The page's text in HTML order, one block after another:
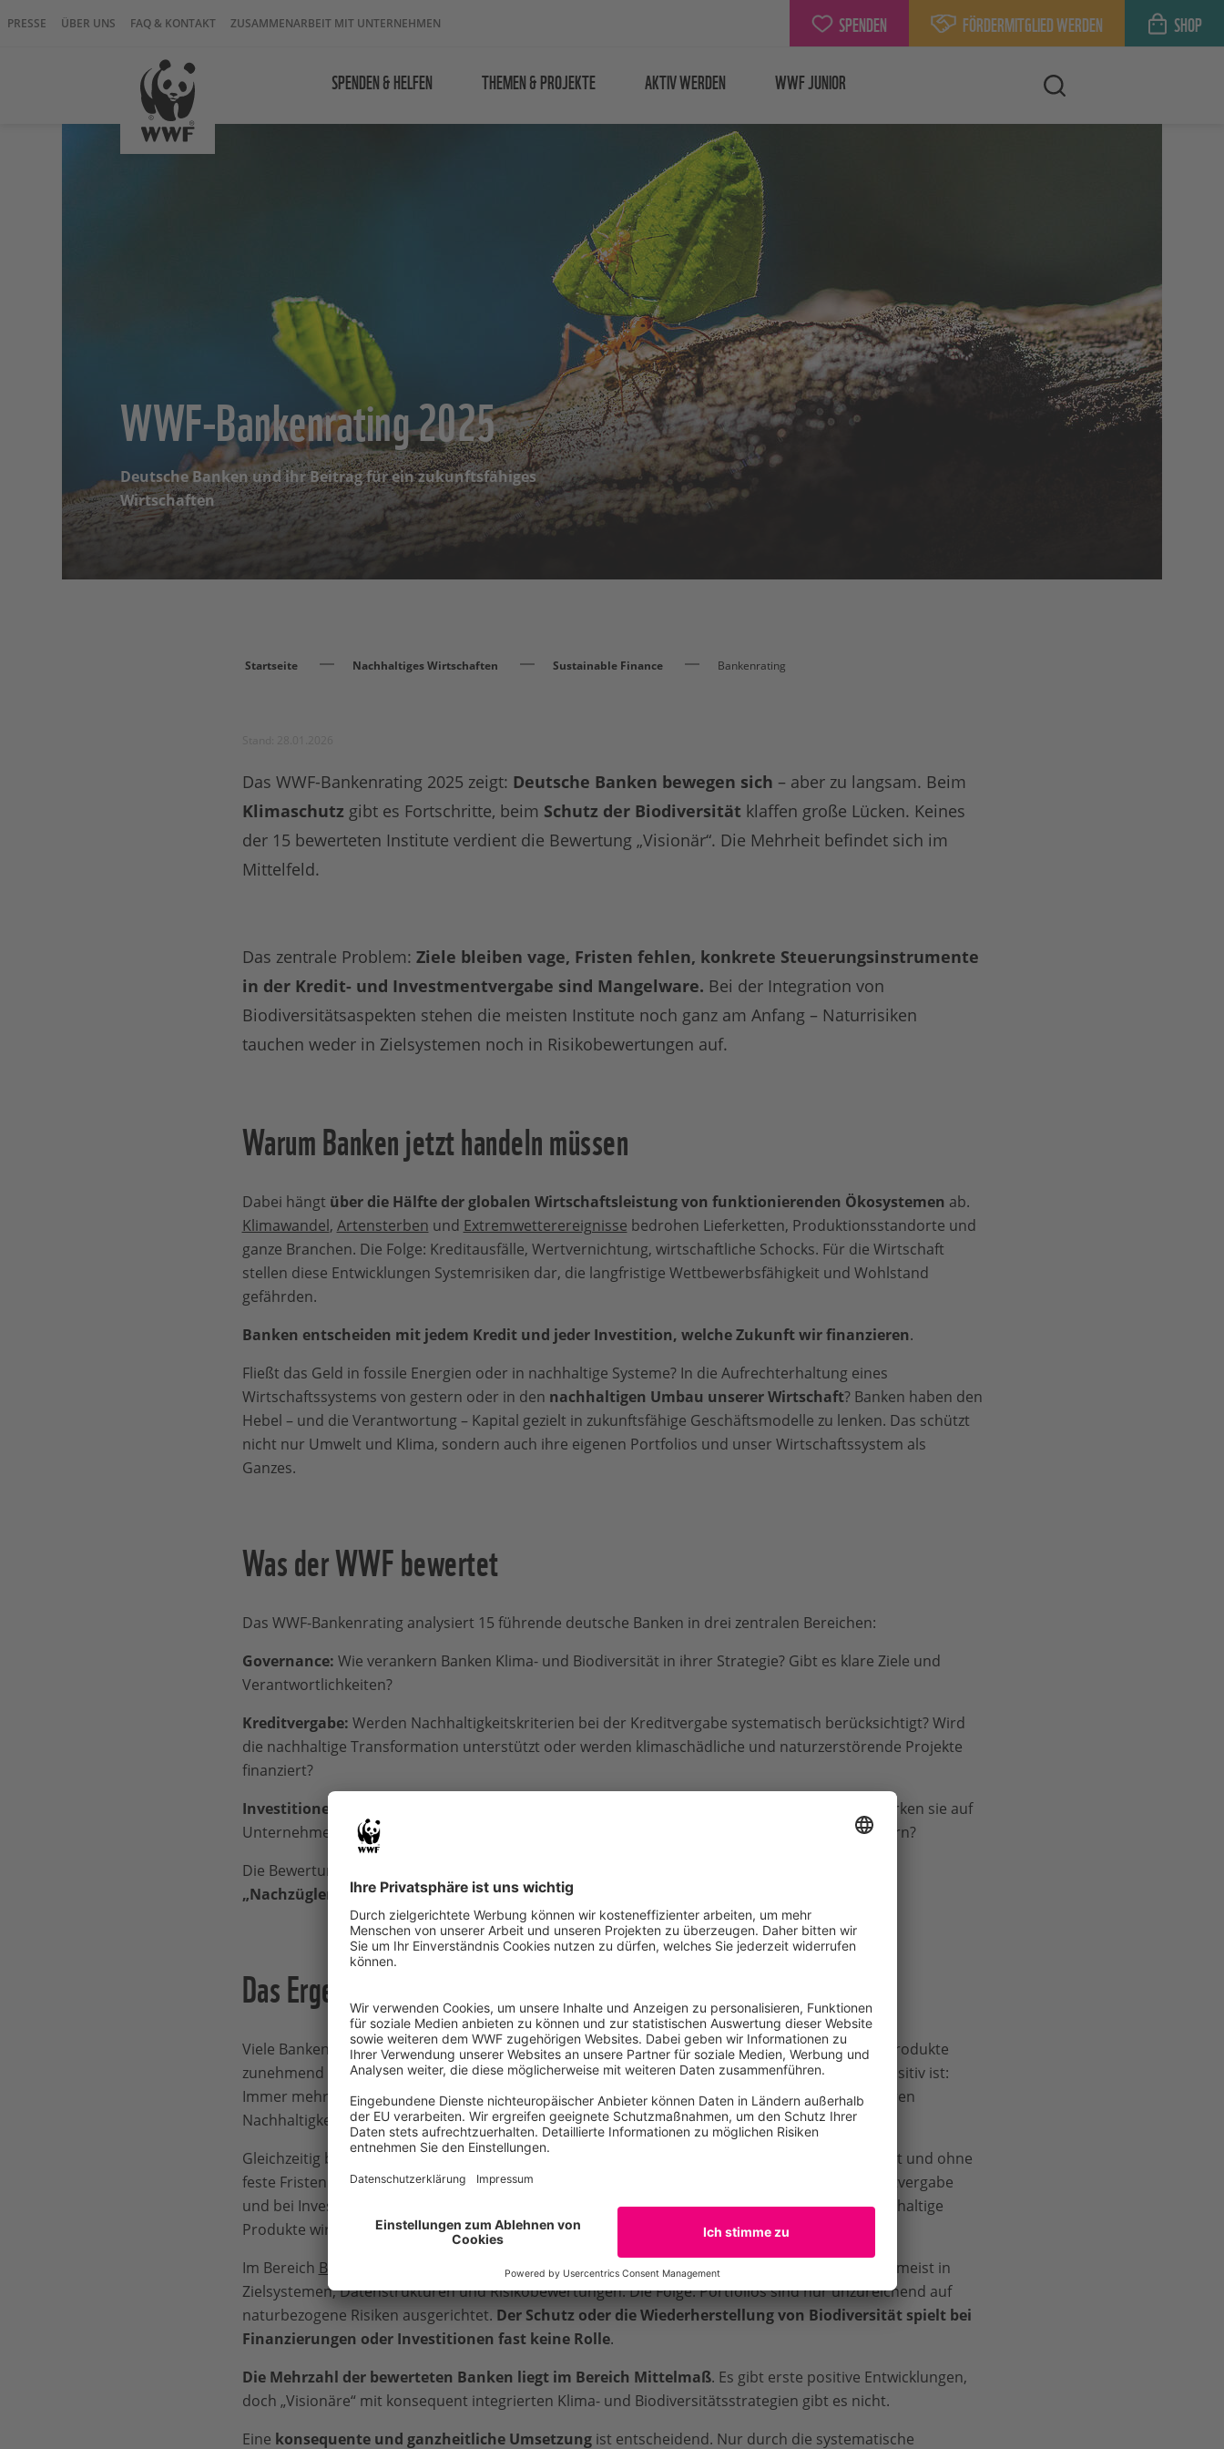
PRESSE ÜBER UNS FAQ & KONTAKT ZUSAMMENARBEIT MIT UNTERNEHMEN SPENDEN FÖRDERMITGLIED WERDEN SHOP
SPENDEN & HELFEN THEMEN & PROJEKTE AKTIV WERDEN WWF JUNIOR
WWF-Bankenrating 2025
Deutsche Banken und ihr Beitrag für ein zukunftsfähiges
Wirtschaften
Startseite Nachhaltiges Wirtschaften Sustainable Finance Bankenrating
Das WWF-Bankenrating 2025 zeigt: Deutsche Banken bewegen sich – aber zu langsam. Beim
Klimaschutz gibt es Fortschritte, beim Schutz der Biodiversität klaffen große Lücken. Keines
der 15 bewerteten Institute verdient die Bewertung „Visionär“. Die Mehrheit befindet sich im
Mittelfeld.
Das zentrale Problem: Ziele bleiben vage, Fristen fehlen, konkrete Steuerungsinstrumente
in der Kredit- und Investmentvergabe sind Mangelware. Bei der Integration von
Biodiversitätsaspekten stehen die meisten Institute noch ganz am Anfang – Naturrisiken
tauchen weder in Zielsystemen noch in Risikobewertungen auf.
Warum Banken jetzt handeln müssen
Dabei hängt über die Hälfte der globalen Wirtschaftsleistung von funktionierenden Ökosystemen ab.
Klimawandel, Artensterben und Extremwetterereignisse bedrohen Lieferketten, Produktionsstandorte und
ganze Branchen. Die Folge: Kreditausfälle, Wertvernichtung, wirtschaftliche Schocks. Für die Wirtschaft
stellen diese Entwicklungen Systemrisiken dar, die langfristige Wettbewerbsfähigkeit und Wohlstand
gefährden.
Banken entscheiden mit jedem Kredit und jeder Investition, welche Zukunft wir finanzieren.
Fließt das Geld in fossile Energien oder in nachhaltige Systeme? In die Aufrechterhaltung eines
Wirtschaftssystems von gestern oder in den nachhaltigen Umbau unserer Wirtschaft? Banken haben den
Hebel – und die Verantwortung – Kapital gezielt in zukunftsfähige Geschäftsmodelle zu lenken. Das schützt
nicht nur Umwelt und Klima, sondern auch ihre eigenen Portfolios und unser Wirtschaftssystem als
Ganzes.
Was der WWF bewertet
Das WWF-Bankenrating analysiert 15 führende deutsche Banken in drei zentralen Bereichen:
Governance: Wie verankern Banken Klima- und Biodiversität in ihrer Strategie? Gibt es klare Ziele und
Verantwortlichkeiten?
Kreditvergabe: Werden Nachhaltigkeitskriterien bei der Kreditvergabe systematisch berücksichtigt? Wird
die nachhaltige Transformation unterstützt oder werden klimaschädliche und naturzerstörende Projekte
finanziert?
Investitionen:
Wie berücksichtigen Banken Nachhaltigkeitskriterien bei ihren Investitionen? Wirken sie auf
Unternehmen ein, um schädliche Praktiken zu beenden und zukunftsfähige Aktivitäten zu fördern?
Die Bewertungsskala reicht von
„Nachzügler“
(erheblicher Nachholbedarf).
Das Ergebnis im Detail: Was gut läuft – und was nicht
Viele Banken haben beim Thema Klima Fortschritte gemacht. Sie passen Strategien, Ziele und Produkte
zunehmend an und etablierenerste Maßnahmen zur Steuerung klimabezogener Risiken
. Positiv ist:
Immer mehr Institute schaffen grundlegende Rahmenwerke, definieren Klimaziele und integrieren
Nachhaltigkeitsfaktoren in Entscheidungsprozesse.
Gleichzeitig bleibt dieUmsetzung im Kerngeschäft oft zu langsam
. Ziele sind häufig unkonkret und ohne
feste Fristen. Sie sind nicht immer konsequent in Geschäftsprozesse eingebunden. In der Kreditvergabe
und bei Investitionen fehlen teilweise ambitionierte, verbindliche Steuerungsinstrumente. Nachhaltige
Produkte wirken oft nur punktuell.
Im Bereich Biodiversität
sind die Defizite noch deutlicher: Natur- und Ökosystemaspekte fehlen meist in
Zielsystemen, Datenstrukturen und Risikobewertungen. Die Folge: Portfolios sind nur unzureichend auf
naturbezogene Risiken ausgerichtet. Der Schutz oder die Wiederherstellung von Biodiversität spielt bei
Finanzierungen oder Investitionen fast keine Rolle.
Die Mehrzahl der bewerteten Banken liegt im Bereich Mittelmaß. Es gibt erste positive Entwicklungen,
doch „Visionäre“ mit konsequent integrierten Klima- und Biodiversitätsstrategien gibt es nicht.
Eine konsequente und ganzheitliche Umsetzungist entscheidend. Nur durch die systematische